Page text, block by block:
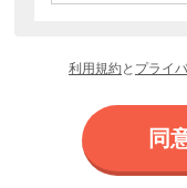
利用規約と プライ
同